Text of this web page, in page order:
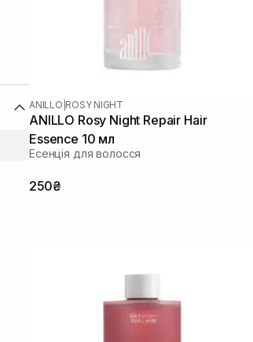
ANILLO ROSY NIGHT
ANILLO Rosy Night Repair Hair
Essence 10 мл
Есенція для волосся
250₴